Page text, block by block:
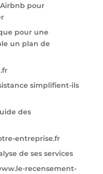
pour
pour une
un plan de
simplifient-ils
des
entreprise.fr
de ses services
recensement-